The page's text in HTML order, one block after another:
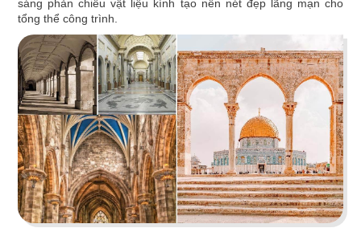
LIÊN
HỆ
The Street được dựa trên văn hóa vỉa hè độc
đáo, xen lẫn hơi thở của đường phố, mang đến
vẻ đẹp Việt Nam đặc trưng cho thực khách
Chi tiết
sáng phản chiếu vật liệu kính tạo nên nét đẹp lãng mạn cho
tổng thể công trình.